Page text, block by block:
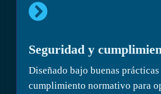
Seguridad y
Diseñado bajo buenas
cumplimiento normativo para